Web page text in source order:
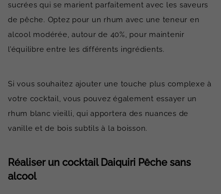
sucrées qui se marient parfaitement avec les saveurs
de pêche. Optez pour un rhum avec une teneur en
alcool modérée, autour de 40%, pour maintenir
l’équilibre entre les différents ingrédients.
Si vous souhaitez ajouter une touche plus complexe à
votre cocktail, vous pouvez également essayer un
rhum blanc vieilli, qui apportera des nuances de
vanille et de bois subtils à la boisson.
Réaliser un cocktail Daiquiri Pêche sans
alcool